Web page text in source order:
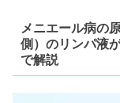
メニエール病の
側）のリンパ液
で解説